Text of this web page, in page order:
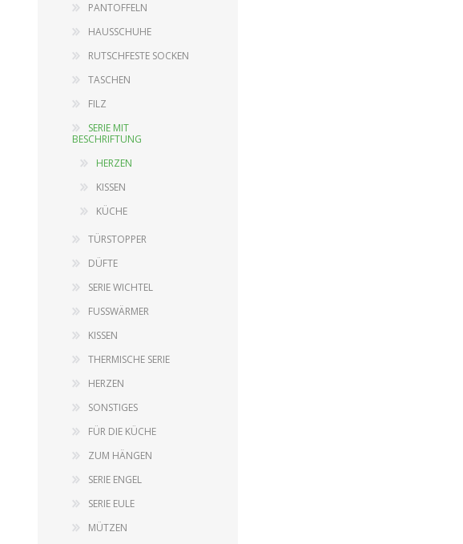
DEKORATION
EINRICHTUNGSGEGENSTÄNDE
SPIELUHR
SCHNEEKUGELN
LANDSCHAFTEN
HEILIGE GEGENSTÄNDE
PANTOFFELN
HAUSSCHUHE
RUTSCHFESTE SOCKEN
TASCHEN
FILZ
SERIE MIT
BESCHRIFTUNG
HERZEN
KISSEN
KÜCHE
TÜRSTOPPER
DÜFTE
SERIE WICHTEL
FUSSWÄRMER
KISSEN
THERMISCHE SERIE
HERZEN
SONSTIGES
FÜR DIE KÜCHE
ZUM HÄNGEN
SERIE ENGEL
SERIE EULE
MÜTZEN